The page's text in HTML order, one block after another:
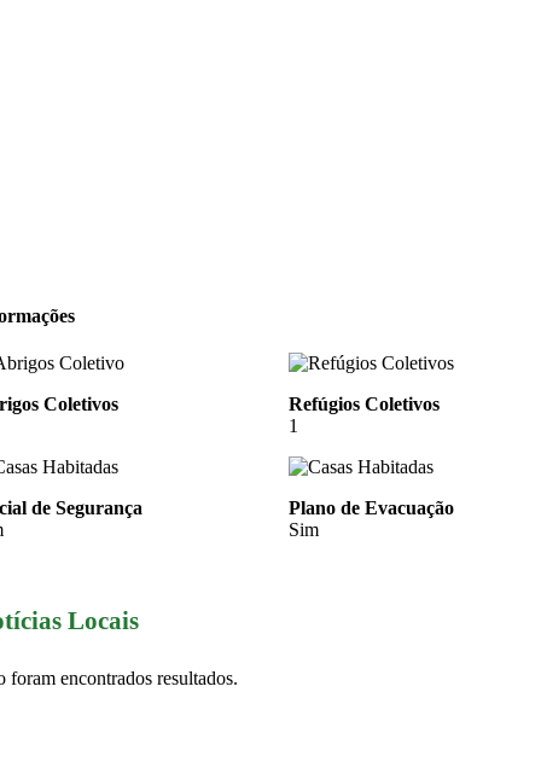
Coletivos
Refúgios Coletivos
1
de Segurança
Plano de Evacuação
Sim
Locais
foram encontrados resultados.